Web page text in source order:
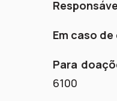
Em caso
Para
6100